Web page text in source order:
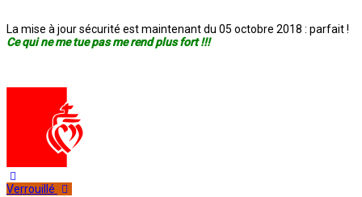
La mise à jour sécurité est maintenant du 05 octobre 2018 : parfait !
Ce qui ne me tue pas me rend plus fort !!!
Verrouillé